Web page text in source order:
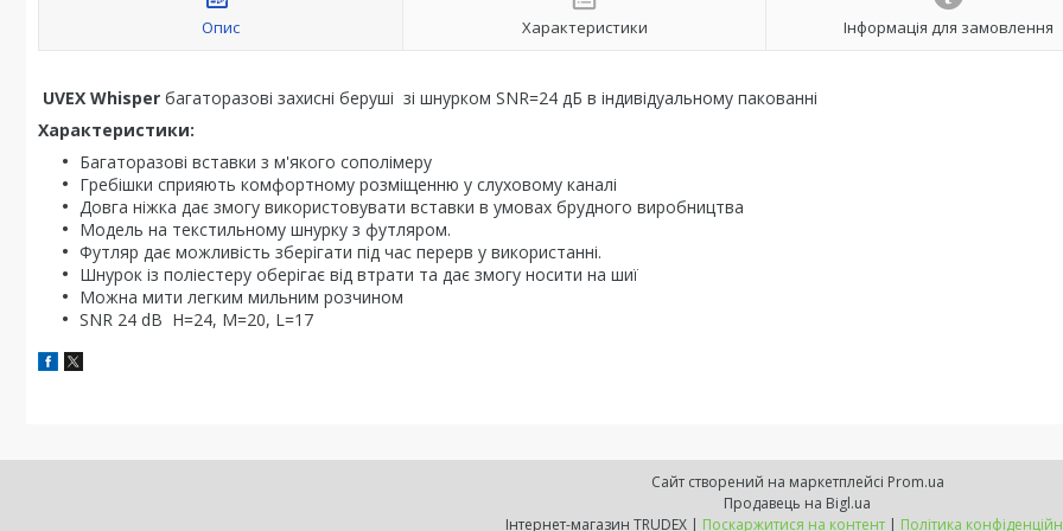
Опис Характеристики Інформація для замовлення
UVEX Whisper багаторазові захисні беруші зі шнурком SNR=24 дБ в індивідуальному пакованні
Характеристики:
Багаторазові вставки з м'якого сополімеру
Гребішки сприяють комфортному розміщенню у слуховому каналі
Довга ніжка дає змогу використовувати вставки в умовах брудного виробництва
Модель на текстильному шнурку з футляром.
Футляр дає можливість зберігати під час перерв у використанні.
Шнурок із поліестеру оберігає від втрати та дає змогу носити на шиї
Можна мити легким мильним розчином
SNR 24 dB H=24, M=20, L=17
Сайт створений на маркетплейсі Prom.ua
Продавець на Bigl.ua
Інтернет-магазин TRUDEX | Поскаржитися на контент | Політика